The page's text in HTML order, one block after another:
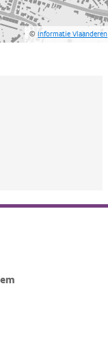
©Informatie Vlaanderen